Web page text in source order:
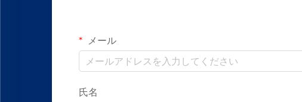
メール
氏名